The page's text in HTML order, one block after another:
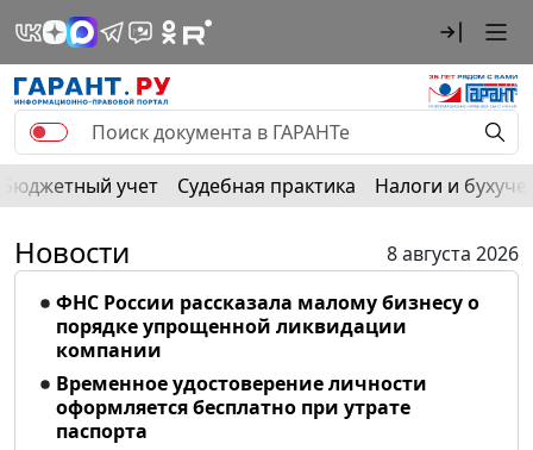
Бюджетный учет Судебная практика Налоги и
Новости
8 августа 2026
ФНС России рассказала малому бизнесу о
порядке упрощенной ликвидации
компании
Временное удостоверение личности
оформляется бесплатно при утрате
паспорта